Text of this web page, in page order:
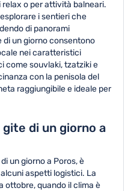
relax o per attività balneari.
i sentieri che
di panorami
di un giorno consentono
nei caratteristici
come souvlaki, tzatziki e
con la penisola del
raggiungibile e ideale per
di un giorno a
un giorno a Poros, è
aspetti logistici. La
ottobre, quando il clima è